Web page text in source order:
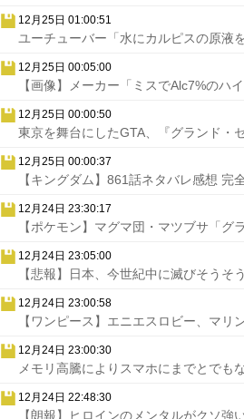
12月25日 01:00:51
ユーチューバー「水にカルピスの原液
12月25日 00:05:00
【画像】メーカー「ミスでAlc7%のハイ
12月25日 00:00:50
東京を舞台にしたGTA、『グランド・
12月25日 00:00:37
【キングダム】861話ネタバレ感想 完
12月24日 23:30:17
【ポケモン】マグマ団・マツブサ「グ
12月24日 23:05:00
【悲報】日本、今世紀中に滅びそうそ
12月24日 23:00:58
【ワンピース】エニエスロビー、マリ
12月24日 23:00:30
メモリ高騰によりスマホにまでとでも
12月24日 22:48:30
【朗報】ヒロインのメンタルがクソ強